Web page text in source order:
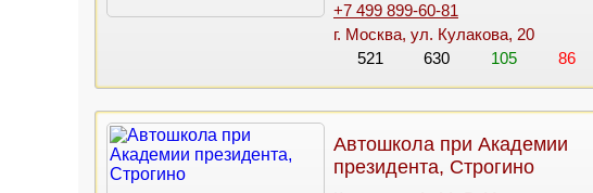
+7 499 899-60-81
г. Москва, ул. Кулакова, 20
521
630 105 86
Автошкола при Академии
президента, Строгино